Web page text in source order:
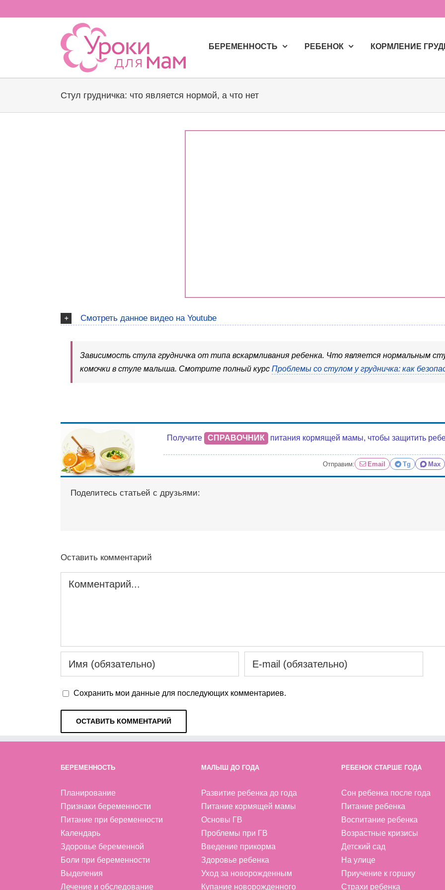
to
БЕРЕМЕННОСТЬ РЕБЕНОК КОРМЛЕНИЕ
Стул грудничка: что является нормой, а что нет
Смотреть данное видео на Youtube
Зависимость стула грудничка от типа вскармливания ребенка. Что является нормальным
комочки в стуле малыша. Смотрите полный курс Проблемы со стулом у грудничка: как
Получите СПРАВОЧНИК питания кормящей мамы, чтобы защитить
Отправим: Email Tg Max
Поделитесь статьей с друзьями:
Оставить комментарий
Сохранить мои данные для последующих комментариев.
БЕРЕМЕННОСТЬ
Планирование
Признаки беременности
Питание при беременности
Календарь
Здоровье беременной
Боли при беременности
Выделения
Лечение и обследование
МАЛЫШ ДО ГОДА
Развитие ребенка до года
Питание кормящей мамы
Основы ГВ
Проблемы при ГВ
Введение прикорма
Здоровье ребенка
Уход за новорожденным
Купание новорожденного
РЕБЕНОК СТАРШЕ ГОДА
Сон ребенка после года
Питание ребенка
Воспитание ребенка
Возрастные кризисы
Детский сад
На улице
Приучение к горшку
Страхи ребенка